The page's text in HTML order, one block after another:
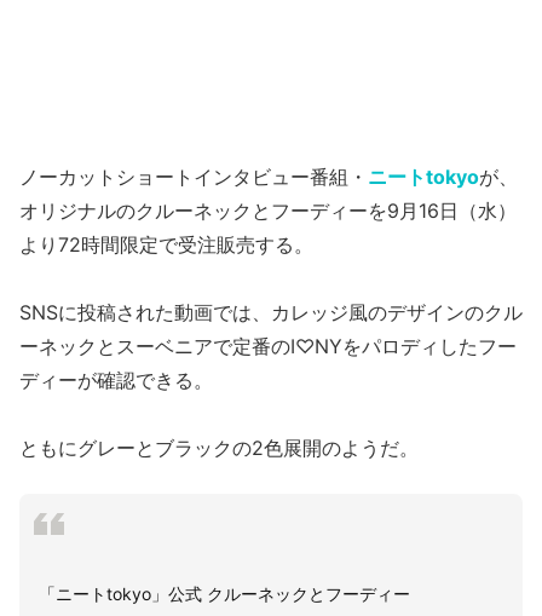
ノーカットショートインタビュー番組・ ニートtokyoが、
オリジナルのクルーネックとフーディーを9月16日（水）
より72時間限定で受注販売する。
SNSに投稿された動画では、カレッジ風のデザインのクル
ーネックとスーベニアで定番のI♡NYをパロディしたフー
ディーが確認できる。
ともにグレーとブラックの2色展開のようだ。
「ニートtokyo」公式 クルーネックとフーディー